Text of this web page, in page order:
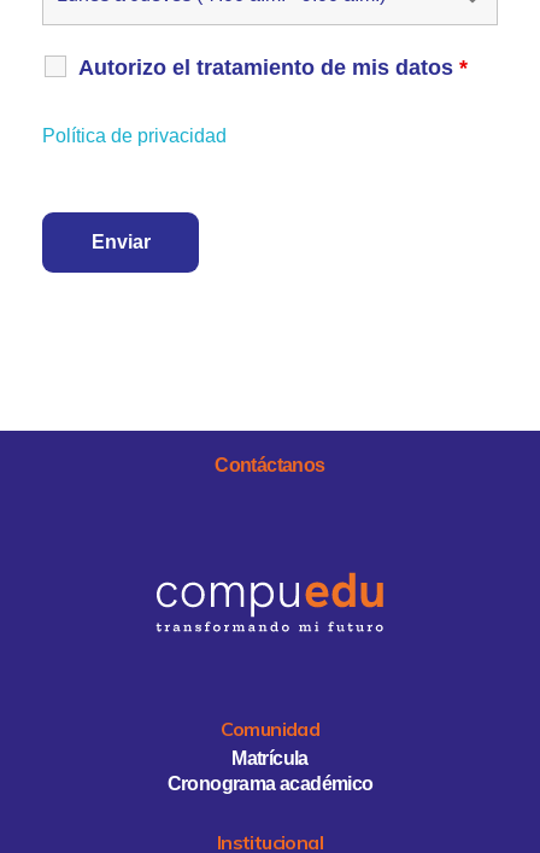
Autorizo el tratamiento de mis datos *
Política de privacidad
Contáctanos
Comunidad
Matrícula
Cronograma académico
Institucional